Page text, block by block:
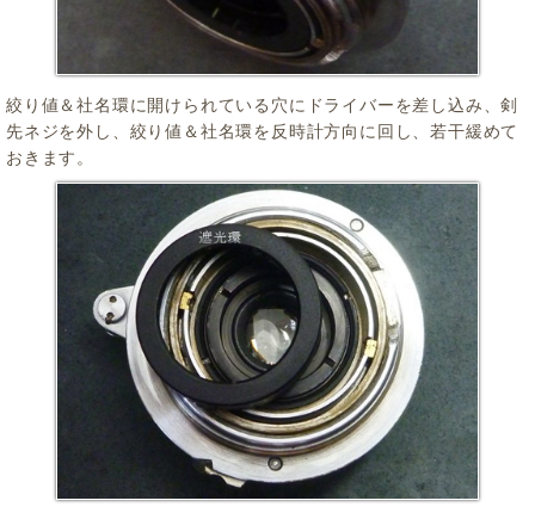
絞り値＆社名環に開けられている穴にドライバーを差し込み、剣
先ネジを外し、絞り値＆社名環を反時計方向に回し、若干緩めて
おきます。